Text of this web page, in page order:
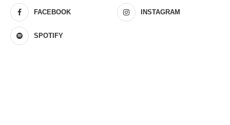
FACEBOOK INSTAGRAM
SPOTIFY